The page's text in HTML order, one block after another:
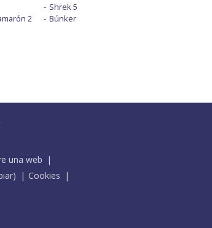
2
Shrek 5
Búnker
una web
)
Cookies